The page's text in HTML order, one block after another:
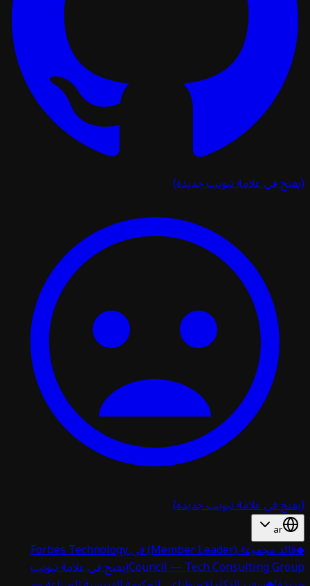
في علامة تبويب جديدة)
في علامة تبويب جديدة)
ar
قائد مجموعة (Member Leader) في Forbes Technology
Council — Tech Consulting(يفتح في علامة تبويب